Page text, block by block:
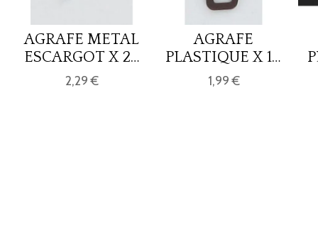
AGRAFE METAL
ESCARGOT X 25
- ARGENT
2,29 €
AGRAFE
PLASTIQUE X 10
D28 - MARRON
1,99 €